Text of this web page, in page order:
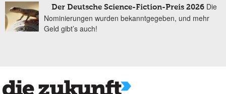
Der Deutsche Science-Fiction-Preis 2026 Die
Nominierungen wurden bekanntgegeben, und mehr
Geld gibt’s auch!